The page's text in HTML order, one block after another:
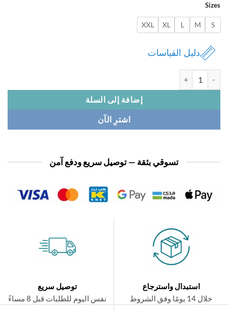
M
L
XL
XXL
دليل القياسات
إضافة إلى السلة
اشترِ الآن
تسوقي بثقة — توصيل سريع ودفع آمن
استبدال واسترجاع
توصيل سريع
نفس اليوم للطلبات قبل 8 مساءً